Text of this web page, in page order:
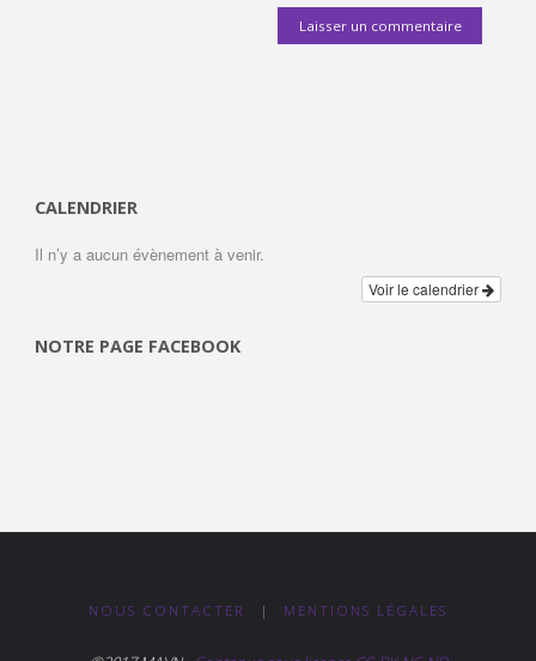
CALENDRIER
Il n’y a aucun évènement à venir.
Voir le calendrier
NOTRE PAGE FACEBOOK
NOUS CONTACTER | MENTIONS LÉGALES